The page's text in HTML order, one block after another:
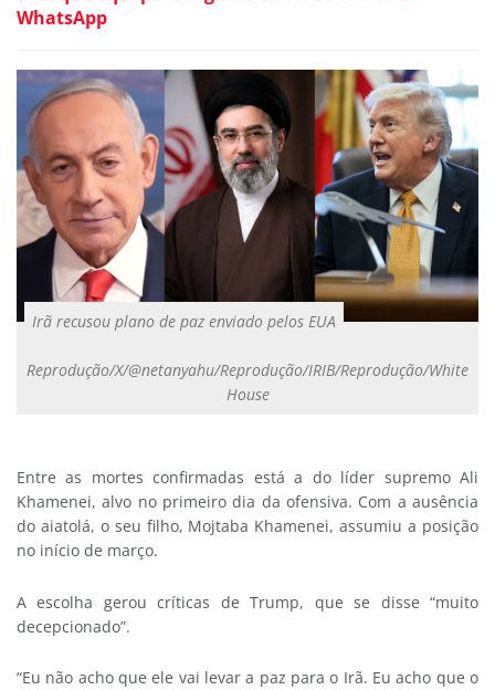
WhatsApp
Irã recusou plano de paz enviado pelos EUA
Reprodução/X/@netanyahu/Reprodução/IRIB/Reprodução/White
House
Entre as mortes confirmadas está a do líder supremo Ali
Khamenei, alvo no primeiro dia da ofensiva. Com a ausência
do aiatolá, o seu filho, Mojtaba Khamenei, assumiu a posição
no início de março.
A escolha gerou críticas de Trump, que se disse “muito
decepcionado”.
“Eu não acho que ele vai levar a paz para o Irã. Eu acho que o